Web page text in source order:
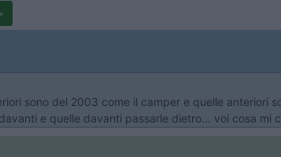
sono del 2003 come il camper e quelle anteriori
e quelle davanti passarle dietro... voi cosa mi